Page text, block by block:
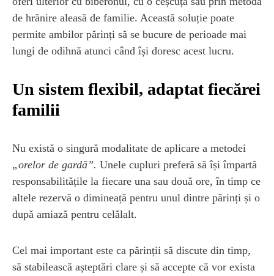
de hrănire aleasă de familie. Această soluție poate
permite ambilor părinți să se bucure de perioade mai
lungi de odihnă atunci când își doresc acest lucru.
Un sistem flexibil, adaptat fiecărei
familii
Nu există o singură modalitate de aplicare a metodei
„orelor de gardă”. Unele cupluri preferă să își împartă
responsabilitățile la fiecare una sau două ore, în timp ce
altele rezervă o dimineață pentru unul dintre părinți și o
după amiază pentru celălalt.
Cel mai important este ca părinții să discute din timp,
să stabilească așteptări clare și să accepte că vor exista